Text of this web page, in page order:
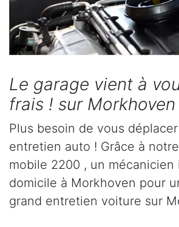
Le garage vient à
frais ! sur Morkhoven
Plus besoin de vous
entretien auto ! Grâce à
mobile 2200 , un mécanicien
domicile à Morkhoven pour
grand entretien voiture sur